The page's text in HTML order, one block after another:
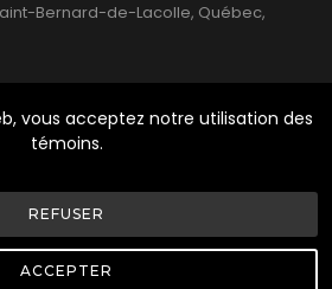
Bernard-de-Lacolle, Québec,
Canada | Tous Droits Réservés |
Web Delisoft
vous acceptez notre utilisation des
témoins.
REFUSER
ACCEPTER